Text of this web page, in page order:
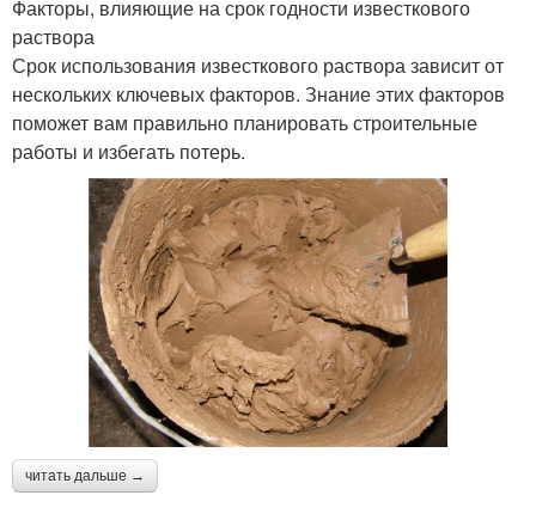
Факторы, влияющие на срок годности известкового
раствора
Срок использования известкового раствора зависит от
нескольких ключевых факторов. Знание этих факторов
поможет вам правильно планировать строительные
работы и избегать потерь.
читать дальше →